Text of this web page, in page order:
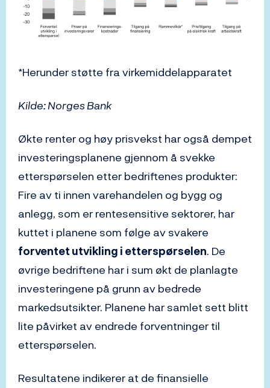
*Herunder støtte fra virkemiddelapparatet
Kilde: Norges Bank
Økte renter og høy prisvekst har også dempet
investeringsplanene gjennom å svekke
etterspørselen etter bedriftenes produkter:
Fire av ti innen varehandelen og bygg og
anlegg, som er rentesensitive sektorer, har
kuttet i planene som følge av svakere
forventet utvikling i etterspørselen. De
øvrige bedriftene har i sum økt de planlagte
investeringene på grunn av bedrede
markedsutsikter. Planene har samlet sett blitt
lite påvirket av endrede forventninger til
etterspørselen.
Resultatene indikerer at de finansielle